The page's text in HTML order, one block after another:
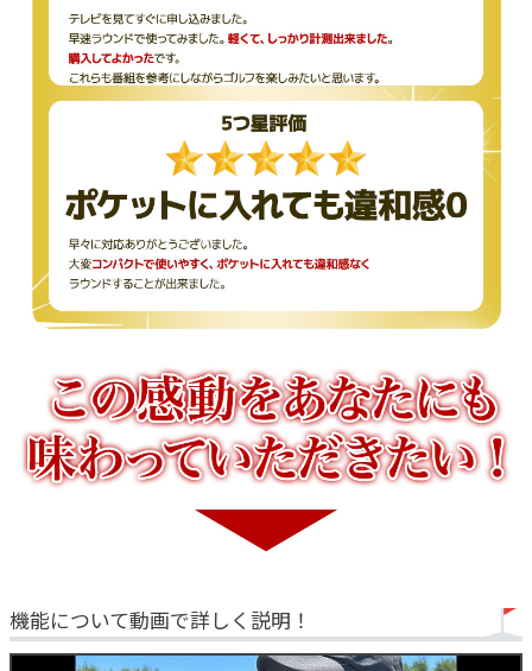
・手が小さい、荷物を減らしたい女性ゴルファー
・腰ポーチに無理なく入れたいシニアゴルファー
・贈り物に、気の利いた最新ガジェットを探している人
野球観戦、アウトドア、山歩きなど、距離感を測る場面に幅広く対
応。1年保証付きで、はじめてのレーザー距離計としても安心です。
「持ち歩ける」だけで、プレーが変わる。それが、ポケットスーパ
ーミニの本当の強さです。
機能について動画で詳しく説明！